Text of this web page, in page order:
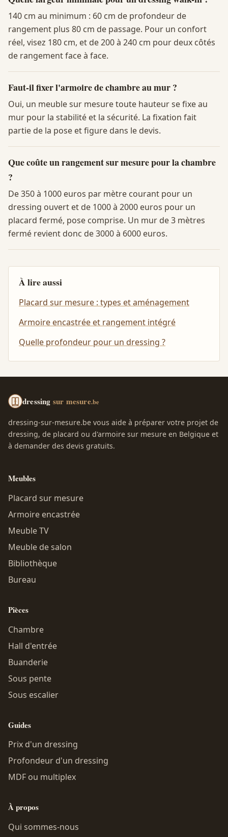
140 cm au minimum : 60 cm de profondeur de
rangement plus 80 cm de passage. Pour un confort
réel, visez 180 cm, et de 200 à 240 cm pour deux côtés
de rangement face à face.
Faut-il fixer l'armoire de chambre au mur ?
Oui, un meuble sur mesure toute hauteur se fixe au
mur pour la stabilité et la sécurité. La fixation fait
partie de la pose et figure dans le devis.
Que coûte un rangement sur mesure pour la chambre
?
De 350 à 1000 euros par mètre courant pour un
dressing ouvert et de 1000 à 2000 euros pour un
placard fermé, pose comprise. Un mur de 3 mètres
fermé revient donc de 3000 à 6000 euros.
À lire aussi
Placard sur mesure : types et aménagement
Armoire encastrée et rangement intégré
Quelle profondeur pour un dressing ?
dressing sur mesure.be
dressing-sur-mesure.be vous aide à préparer votre projet de
dressing, de placard ou d'armoire sur mesure en Belgique et
à demander des devis gratuits.
Meubles
Placard sur mesure
Armoire encastrée
Meuble TV
Meuble de salon
Bibliothèque
Bureau
Pièces
Chambre
Hall d'entrée
Buanderie
Sous pente
Sous escalier
Guides
Prix d'un dressing
Profondeur d'un dressing
MDF ou multiplex
À propos
Qui sommes-nous